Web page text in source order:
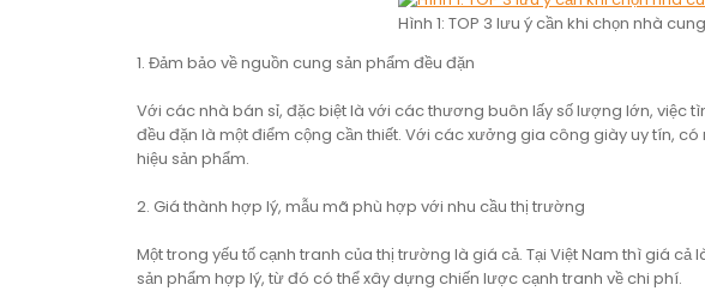
Hình 1: TOP 3 lưu ý cần khi chọn nhà
1. Đảm bảo về nguồn cung sản phẩm đều đặn
Với các nhà bán sỉ, đặc biệt là với các thương buôn lấy số lượng lớn, việc
đều đặn là một điểm cộng cần thiết. Với các xưởng gia công giày uy tín,
hiệu sản phẩm.
2. Giá thành hợp lý, mẫu mã phù hợp với nhu cầu thị trường
Một trong yếu tố cạnh tranh của thị trường là giá cả. Tại Việt Nam thì giá
sản phẩm hợp lý, từ đó có thể xây dựng chiến lược cạnh tranh về chi phí.